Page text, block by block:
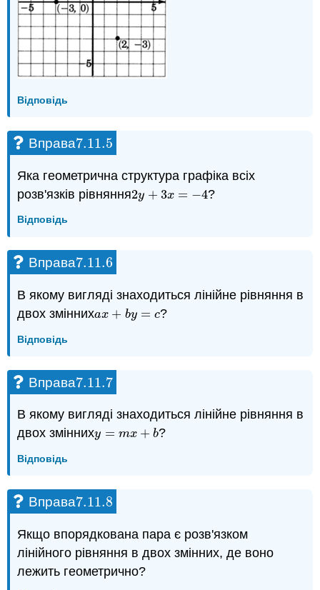
Вправа
7.11.23
7.11.23
7.11.24
7.11.24
Вправа
7.11.25
7.11.25
Відповідь
Вправа7.11.5
7.11.5
Яка геометрична структура графіка всіх
розв'язків рівняння2y + 3x = −4
2y +3 x= −4 ?
Відповідь
Вправа7.11.6
7.11.6
В якому вигляді знаходиться лінійне рівняння в
двох зміннихax + by = c
ax+b y= c ?
Відповідь
Вправа7.11.7
7.11.7
В якому вигляді знаходиться лінійне рівняння в
двох зміннихy = mx + b
y =mx+b ?
Відповідь
Вправа7.11.8
7.11.8
Якщо впорядкована пара є розв'язком
лінійного рівняння в двох змінних, де воно
лежить геометрично?